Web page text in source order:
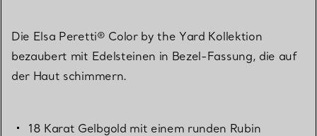
Die Elsa Peretti® Color by the Yard Kollektion
bezaubert mit Edelsteinen in Bezel-Fassung, die auf
der Haut schimmern.
18 Karat Gelbgold mit einem runden Rubin